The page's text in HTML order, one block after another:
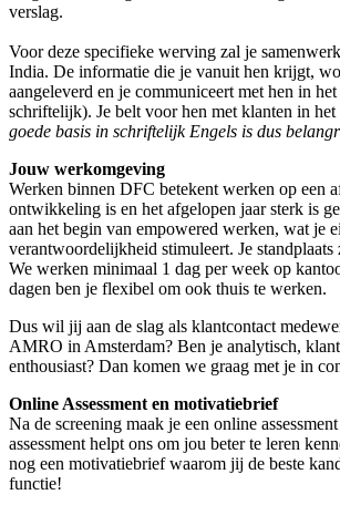
verslag.
Voor deze specifieke werving zal je
India. De informatie die je vanuit hen krijgt,
aangeleverd en je communiceert met hen in
schriftelijk). Je belt voor hen met klanten in het
goede basis in schriftelijk Engels is dus
Jouw werkomgeving
Werken binnen DFC betekent werken op een
ontwikkeling is en het afgelopen jaar sterk is
aan het begin van empowered werken, wat je
verantwoordelijkheid stimuleert. Je
We werken minimaal 1 dag per week op
dagen ben je flexibel om ook thuis te werken.
Dus wil jij aan de slag als klantcontact
AMRO in Amsterdam? Ben je analytisch,
enthousiast? Dan komen we graag met je in
Online Assessment en motivatiebrief
Na de screening maak je een online
assessment helpt ons om jou beter te leren
nog een motivatiebrief waarom jij de beste
functie!